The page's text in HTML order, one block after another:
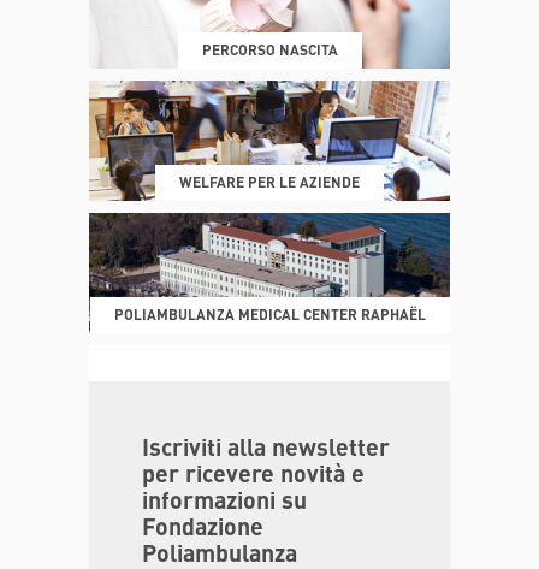
REFERTI REPARTI
DONA ORA MAGAZINE
PERCORSO NASCITA
WELFARE PER LE AZIENDE
POLIAMBULANZA MEDICAL CENTER RAPHAËL
Iscriviti alla newsletter
per ricevere novità e
informazioni su
Fondazione
Poliambulanza